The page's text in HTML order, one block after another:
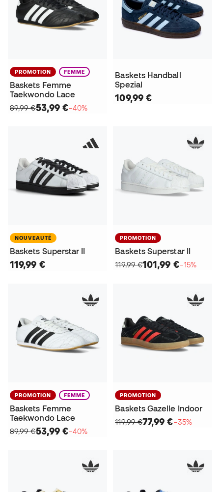
PROMOTION FEMME
Baskets Femme
Taekwondo Lace
89,99 €53,99 €−40%
Baskets Handball
Spezial
109,99 €
NOUVEAUTÉ
Baskets Superstar II
119,99 €
PROMOTION
Baskets Superstar II
119,99 €101,99 €−15%
PROMOTION FEMME
Baskets Femme
Taekwondo Lace
89,99 €53,99 €−40%
PROMOTION
Baskets Gazelle Indoor
119,99 €77,99 €−35%